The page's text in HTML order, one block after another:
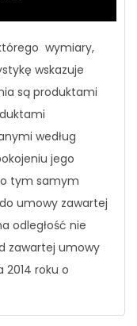
wymiary,
wskazuje
są produktami
według
jego
tym samym
umowy zawartej
odległość nie
zawartej umowy
roku o